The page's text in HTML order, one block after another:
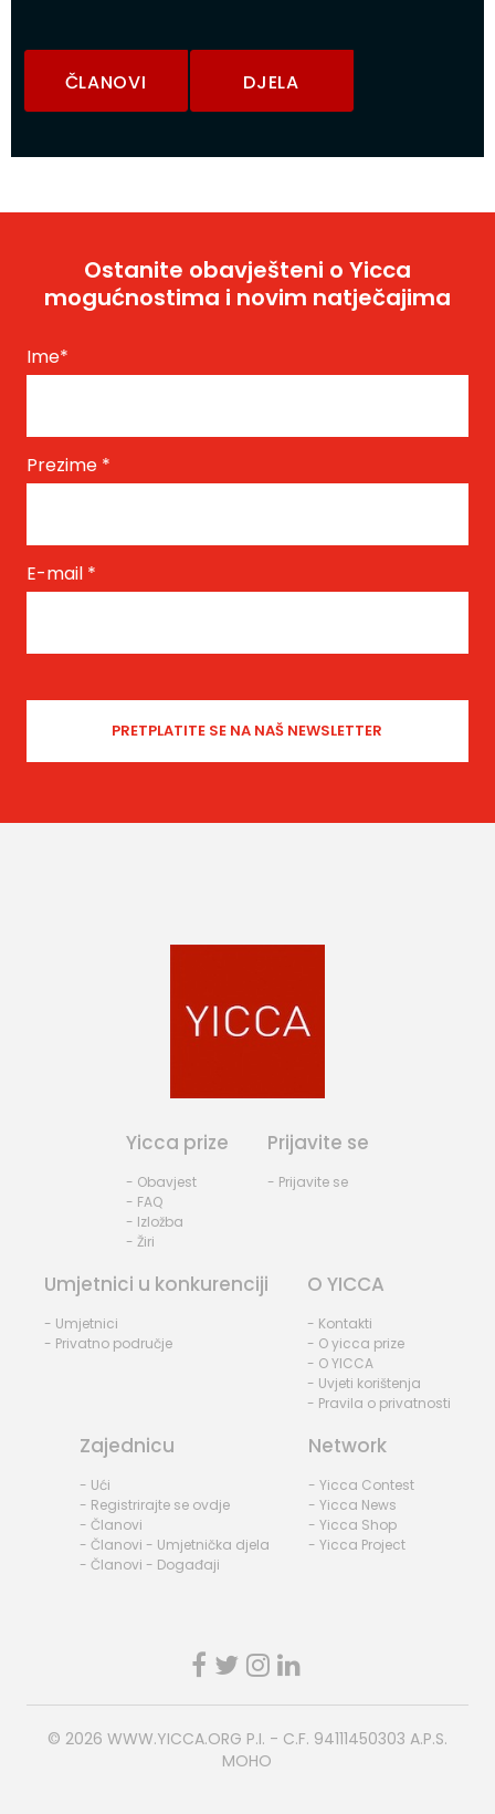
ČLANOVI DJELA
Ostanite obavješteni o Yicca
mogućnostima i novim natječajima
Ime*
Prezime *
E-mail *
Yicca prize
- Obavjest
- FAQ
- Izložba
- Žiri
Prijavite se
- Prijavite se
Umjetnici u konkurenciji
- Umjetnici
- Privatno područje
O YICCA
- Kontakti
- O yicca prize
- O YICCA
- Uvjeti korištenja
- Pravila o privatnosti
Zajednicu
- Ući
- Registrirajte se ovdje
- Članovi
- Članovi - Umjetnička djela
- Članovi - Događaji
Network
- Yicca Contest
- Yicca News
- Yicca Shop
- Yicca Project
© 2026 WWW.YICCA.ORG P.I. - C.F. 94111450303 A.P.S.
MOHO